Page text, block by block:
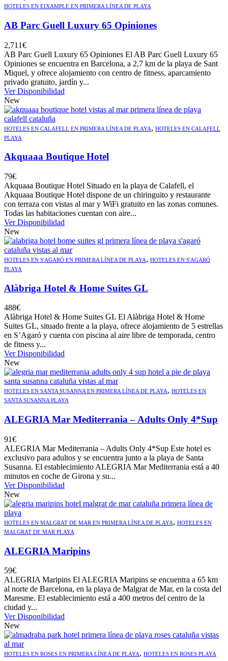
HOTELES EN EIXAMPLE EN PRIMERA LÍNEA DE PLAYA
AB Parc Guell Luxury 65 Opiniones
2,711€
AB Parc Guell Luxury 65 Opiniones El AB Parc Guell Luxury 65
Opiniones se encuentra en Barcelona, a 2,7 km de la playa de Sant
Miquel, y ofrece alojamiento con centro de fitness, aparcamiento
privado gratuito, jardín y...
Ver Disponibilidad
New
HOTELES EN CALAFELL EN PRIMERA LÍNEA DE PLAYA, HOTELES EN CALAFELL
PLAYA
Akquaaa Boutique Hotel
79€
Akquaaa Boutique Hotel Situado en la playa de Calafell, el
Akquaaa Boutique Hotel dispone de un chiringuito y restaurante
con terraza con vistas al mar y WiFi gratuito en las zonas comunes.
Todas las habitaciones cuentan con aire...
Ver Disponibilidad
New
HOTELES EN S'AGARÓ EN PRIMERA LÍNEA DE PLAYA, HOTELES EN S'AGARÓ
PLAYA
Alàbriga Hotel & Home Suites GL
488€
Alàbriga Hotel & Home Suites GL El Alàbriga Hotel & Home
Suites GL, situado frente a la playa, ofrece alojamiento de 5 estrellas
en S’Agaró y cuenta con piscina al aire libre de temporada, centro
de fitness y...
Ver Disponibilidad
New
HOTELES EN SANTA SUSANNA EN PRIMERA LÍNEA DE PLAYA, HOTELES EN
SANTA SUSANNA PLAYA
ALEGRIA Mar Mediterrania – Adults Only 4*Sup
91€
ALEGRIA Mar Mediterrania – Adults Only 4*Sup Este hotel es
exclusivo para adultos y se encuentra junto a la playa de Santa
Susanna. El establecimiento ALEGRIA Mar Mediterrania está a 40
minutos en coche de Girona y su...
Ver Disponibilidad
New
HOTELES EN MALGRAT DE MAR EN PRIMERA LÍNEA DE PLAYA, HOTELES EN
MALGRAT DE MAR PLAYA
ALEGRIA Maripins
59€
ALEGRIA Maripins El ALEGRIA Maripins se encuentra a 65 km
al norte de Barcelona, en la playa de Malgrat de Mar, en la costa del
Maresme. El establecimiento está a 400 metros del centro de la
ciudad y...
Ver Disponibilidad
New
HOTELES EN ROSES EN PRIMERA LÍNEA DE PLAYA, HOTELES EN ROSES PLAYA